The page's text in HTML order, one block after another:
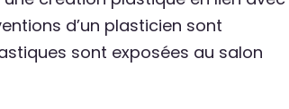
d’un plasticien sont
sont exposées au salon